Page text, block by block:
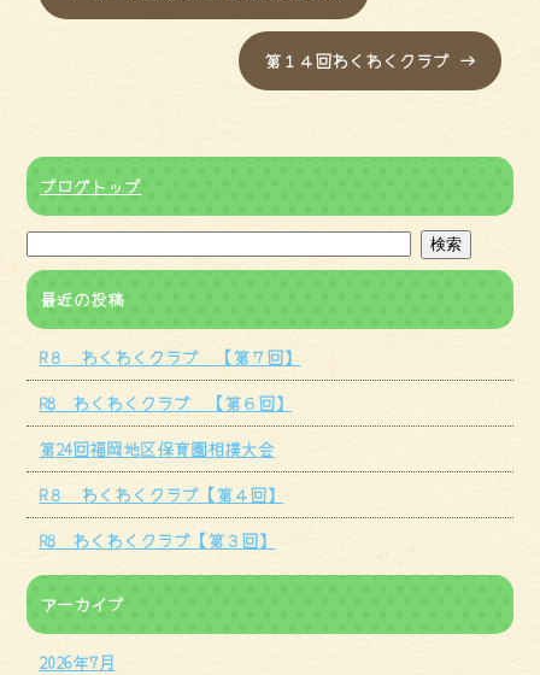
第１４回わくわくクラブ →
ブログトップ
最近の投稿
R８ わくわくクラブ 【第７回】
R8 わくわくクラブ 【第６回】
第24回福岡地区保育園相撲大会
R８ わくわくクラブ【第４回】
R8 わくわくクラブ【第３回】
アーカイブ
2026年7月